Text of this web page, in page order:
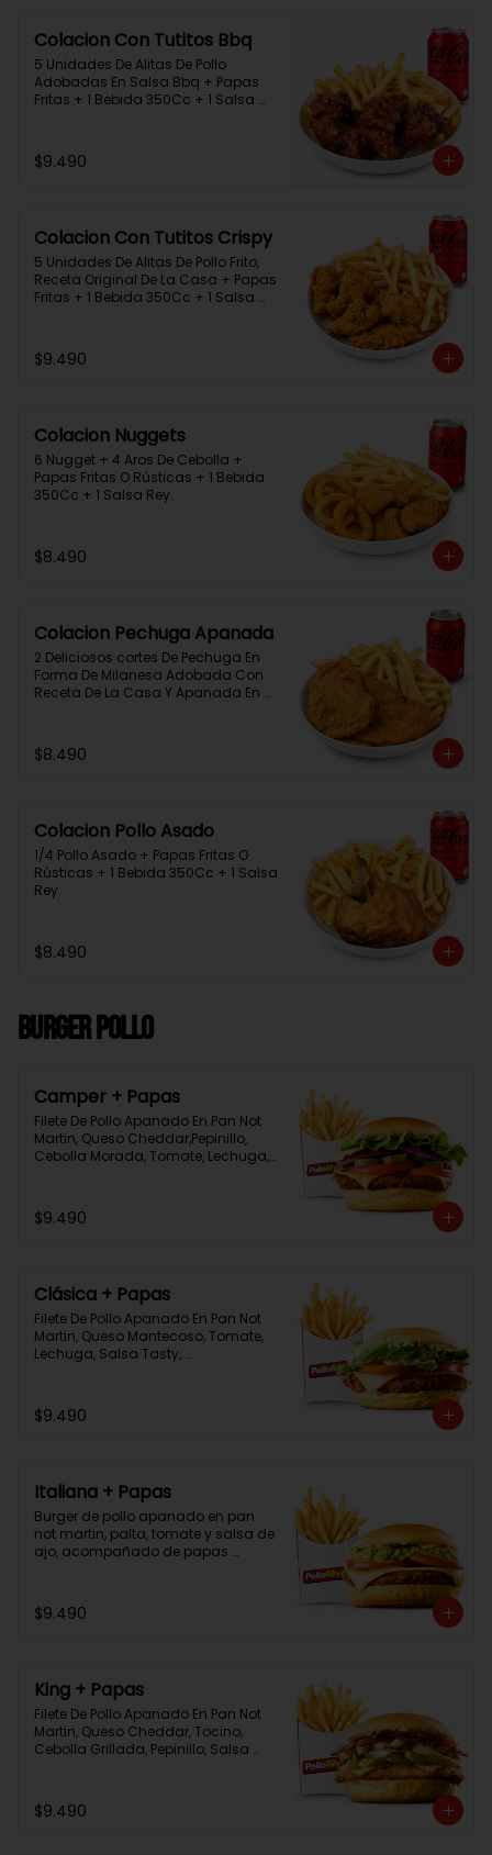
Colacion Con Tutitos Bbq
5 Unidades De Alitas De Pollo
Adobadas En Salsa Bbq + Papas
Fritas + 1 Bebida 350Cc + 1 Salsa
$9.490
Colacion Con Tutitos Crispy
5 Unidades De Alitas De Pollo Frito,
Receta Original De La Casa + Papas
Fritas + 1 Bebida 350Cc + 1 Salsa
$9.490
Colacion Nuggets
6 Nugget + 4 Aros De Cebolla +
Papas Fritas O Rústicas + 1 Bebida
350Cc + 1 Salsa Rey.
$8.490
Colacion Pechuga Apanada
2 Deliciosos cortes De Pechuga En
Forma De Milanesa Adobada Con
Receta De La Casa Y Apanada En
$8.490
Colacion Pollo Asado
1/4 Pollo Asado + Papas Fritas O
Rústicas + 1 Bebida 350Cc + 1 Salsa
Rey.
$8.490
Burger Pollo
Camper + Papas
Filete De Pollo Apanado En Pan Not
Martin, Queso Cheddar,Pepinillo,
Cebolla Morada, Tomate, Lechuga,
$9.490
Clásica + Papas
Filete De Pollo Apanado En Pan Not
Martin, Queso Mantecoso, Tomate,
Lechuga, Salsa Tasty,
$9.490
Italiana + Papas
Burger de pollo apanado en pan
not martin, palta, tomate y salsa de
ajo, acompañado de papas
$9.490
King + Papas
Filete De Pollo Apanado En Pan Not
Martin, Queso Cheddar, Tocino,
Cebolla Grillada, Pepinillo, Salsa
$9.490